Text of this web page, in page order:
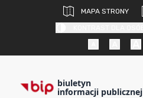
MAPA STRONY
biuletyn
informacji publicznej